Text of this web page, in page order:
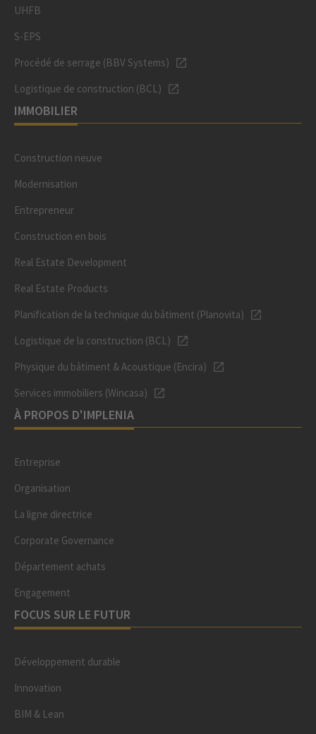
UHFB
S-EPS
Procédé de serrage (BBV Systems)
Logistique de construction (BCL)
IMMOBILIER
Construction neuve
Modernisation
Entrepreneur
Construction en bois
Real Estate Development
Real Estate Products
Planification de la technique du bâtiment (Planovita)
Logistique de la construction (BCL)
Physique du bâtiment & Acoustique (Encira)
Services immobiliers (Wincasa)
À PROPOS D'IMPLENIA
Entreprise
Organisation
La ligne directrice
Corporate Governance
Département achats
Engagement
FOCUS SUR LE FUTUR
Développement durable
Innovation
BIM & Lean